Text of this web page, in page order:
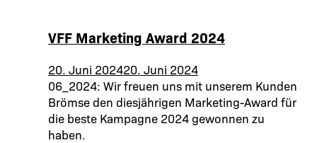
VFF Marketing Award 2024
20. Juni 202420. Juni 2024
06_2024: Wir freuen uns mit unserem Kunden
Brömse den diesjährigen Marketing-Award für
die beste Kampagne 2024 gewonnen zu
haben.